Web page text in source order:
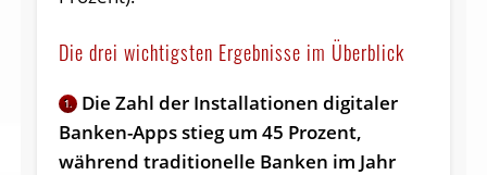
Die drei wichtigsten Ergebnisse im Überblick
1.
Die Zahl der Installationen digitaler
Banken-Apps stieg um 45 Prozent,
während traditionelle Banken im Jahr